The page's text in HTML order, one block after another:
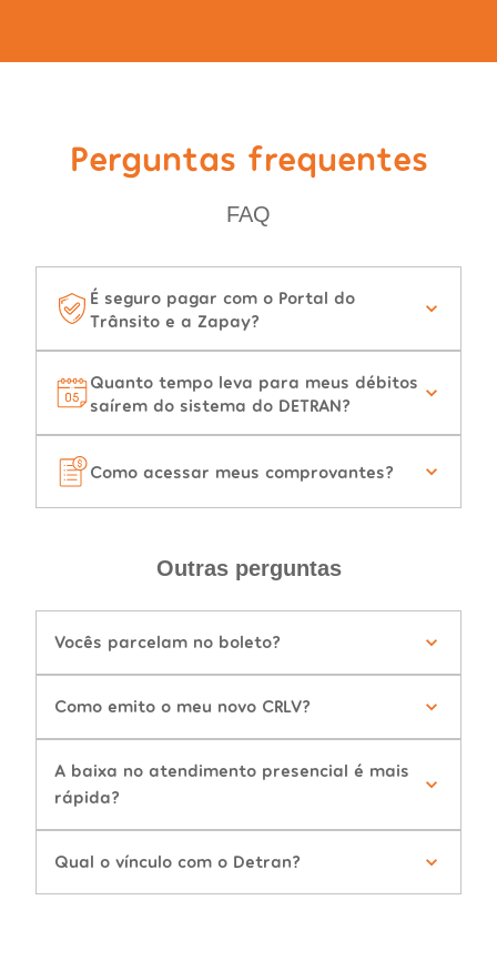
Perguntas frequentes
FAQ
É seguro pagar com o Portal do
Trânsito e a Zapay?
Quanto tempo leva para meus débitos
saírem do sistema do DETRAN?
Como acessar meus comprovantes?
Outras perguntas
Vocês parcelam no boleto?
Como emito o meu novo CRLV?
A baixa no atendimento presencial é mais
rápida?
Qual o vínculo com o Detran?